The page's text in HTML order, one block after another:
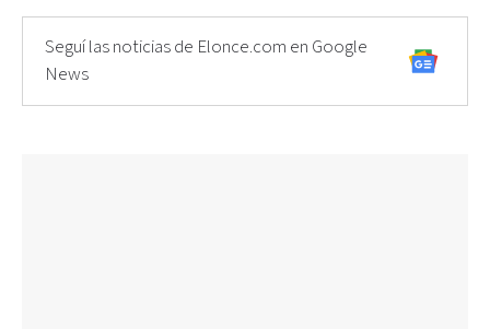
Seguí las noticias de Elonce.com en Google
News